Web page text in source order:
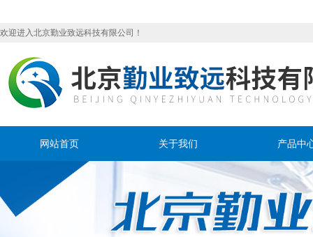
欢迎进入北京勤业致远科技有限公司！
网站首页 关于我们 产品中